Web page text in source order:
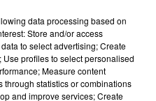
data processing based on
Store and/or access
to select advertising; Create
profiles to select personalised
Measure content
statistics or combinations
and improve services; Create